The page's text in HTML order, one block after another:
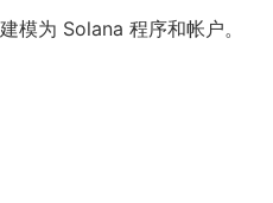
模为 Solana 程序和帐户。